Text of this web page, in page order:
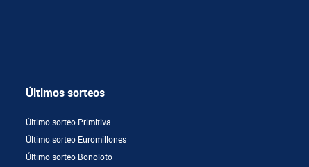
Últimos sorteos
Último sorteo Primitiva
Último sorteo Euromillones
Último sorteo Bonoloto